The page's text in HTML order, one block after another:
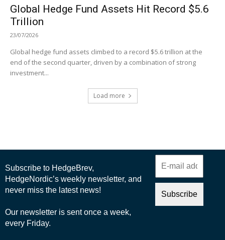
Global Hedge Fund Assets Hit Record $5.6
Trillion
23/07/2026
Global hedge fund assets climbed to a record $5.6 trillion at the
end of the second quarter, driven by a combination of strong
investment...
Load more